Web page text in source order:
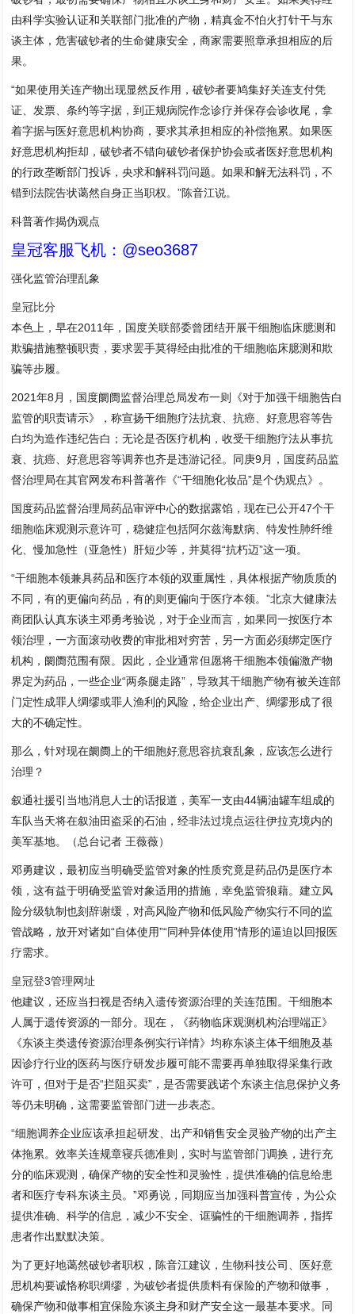
由科学实验认证和关联部门批准的产物，精真金不怕火打针干与东
谈主体，危害破钞者的生命健康安全，商家需要照章承担相应的后
果。
“如果使用关连产物出现显然反作用，破钞者要鸠集好关连支付凭
证、发票、条约等字据，到正规病院作念诊疗并保存会诊收尾，拿
着字据与医好意思机构协商，要求其承担相应的补偿拖累。如果医
好意思机构拒却，破钞者不错向破钞者保护协会或者医好意思机构
的行政垄断部门投诉，央求和解科罚问题。如果和解无法科罚，不
错到法院告状蔼然自身正当职权。”陈音江说。
科普著作揭伪观点
皇冠客服飞机：@seo3687
强化监管治理乱象
皇冠比分
本色上，早在2011年，国度关联部委曾团结开展干细胞临床臆测和
欺骗措施整顿职责，要求罢手莫得经由批准的干细胞临床臆测和欺
骗等步履。
2021年8月，国度阛阓监督治理总局发布一则《对于加强干细胞告白
监管的职责请示》，称宣扬干细胞疗法抗衰、抗癌、好意思容等告
白均为造作违纪告白；无论是否医疗机构，收受干细胞疗法从事抗
衰、抗癌、好意思容等调养也齐是违游记径。同庚9月，国度药品监
督治理局在其官网发布科普著作《“干细胞化妆品”是个伪观点》。
国度药品监督治理局药品审评中心的数据露馅，现在已公开47个干
细胞临床观测示意许可，稳健症包括阿尔兹海默病、特发性肺纤维
化、慢加急性（亚急性）肝短少等，并莫得“抗朽迈”这一项。
“干细胞本领兼具药品和医疗本领的双重属性，具体根据产物质质的
不同，有的更偏向药品，有的则更偏向于医疗本领。”北京大健康法
商团队认真东谈主邓勇考验说，对于企业而言，如果同一按医疗本
领治理，一方面滚动收费的审批相对穷苦，另一方面必须绑定医疗
机构，阛阓范围有限。因此，企业通常但愿将干细胞本领偏激产物
界定为药品，一些企业“两条腿走路”，导致其干细胞产物有被关连部
门定性成罪人绸缪或罪人渔利的风险，给企业出产、绸缪形成了很
大的不确定性。
那么，针对现在阛阓上的干细胞好意思容抗衰乱象，应该怎么进行
治理？
叙通社援引当地消息人士的话报道，美军一支由44辆油罐车组成的
车队当天将在叙油田盗采的石油，经非法过境点运往伊拉克境内的
美军基地。（总台记者 王薇薇）
邓勇建议，最初应当明确受监管对象的性质究竟是药品仍是医疗本
领，这有益于明确受监管对象适用的措施，幸免监管狼藉。建立风
险分级轨制也刻辞谢缓，对高风险产物和低风险产物实行不同的监
管战略，放开对诸如“自体使用”“同种异体使用”情形的逼迫以回报医
疗需求。
皇冠登3管理网址
他建议，还应当扫视是否纳入遗传资源治理的关连范围。干细胞本
人属于遗传资源的一部分。现在，《药物临床观测机构治理端正》
《东谈主类遗传资源治理条例实行详情》均称东谈主体干细胞及基
因诊疗行业的医药与医疗研发步履可能不需要再单独取得采集行政
许可，但对于是否“拦阻买卖”，是否需要践诺个东谈主信息保护义务
等仍未明确，这需要监管部门进一步表态。
“细胞调养企业应该承担起研发、出产和销售安全灵验产物的出产主
体拖累。效率关连规章寝兵德准则，实时与监管部门调换，进行充
分的临床观测，确保产物的安全性和灵验性，提供准确的信息给患
者和医疗专科东谈主员。”邓勇说，同期应当加强科普宣传，为公众
提供准确、科学的信息，减少不安全、诓骗性的干细胞调养，指挥
患者作出默默决策。
为了更好地蔼然破钞者职权，陈音江建议，生物科技公司、医好意
思机构要诚恪称职绸缪，为破钞者提供质料有保险的产物和做事，
确保产物和做事相宜保险东谈主身和财产安全这一最基本要求。同